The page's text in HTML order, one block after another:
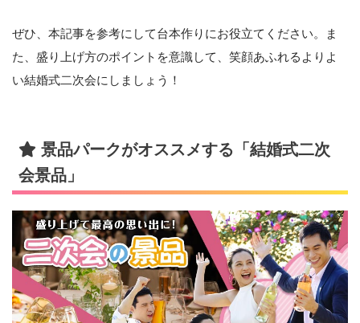
ぜひ、本記事を参考にして台本作りにお役立てください。ま
た、盛り上げ方のポイントを意識して、笑顔あふれるよりよ
い結婚式二次会にしましょう！
景品パークがオススメする「結婚式二次
会景品」